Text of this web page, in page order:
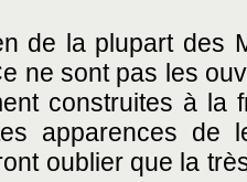
de la plupart des
ne sont pas les
construites à la
apparences de
oublier que la